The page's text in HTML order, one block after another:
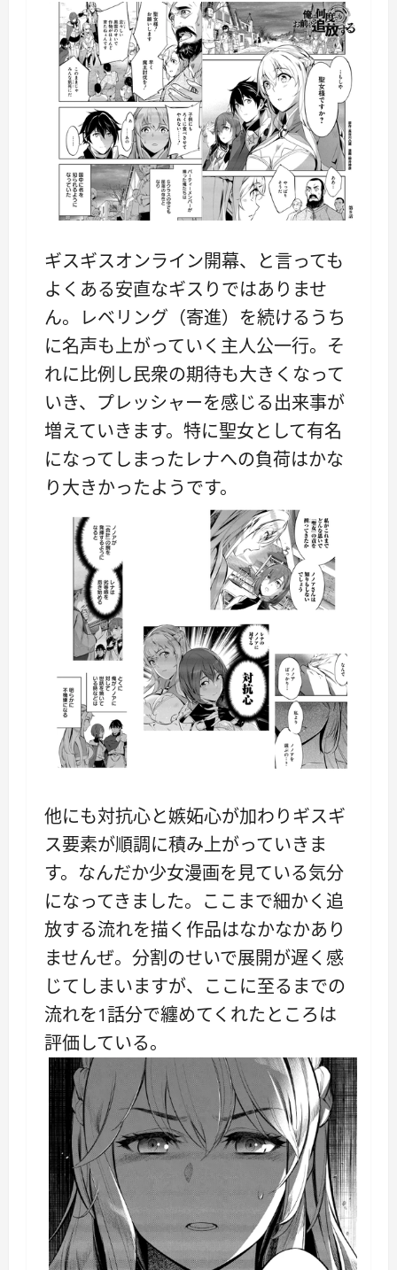
ギスギスオンライン開幕、と言っても
よくある安直なギスりではありませ
ん。レベリング（寄進）を続けるうち
に名声も上がっていく主人公一行。そ
れに比例し民衆の期待も大きくなって
いき、プレッシャーを感じる出来事が
増えていきます。特に聖女として有名
になってしまったレナへの負荷はかな
り大きかったようです。
他にも対抗心と嫉妬心が加わりギスギ
ス要素が順調に積み上がっていきま
す。なんだか少女漫画を見ている気分
になってきました。ここまで細かく追
放する流れを描く作品はなかなかあり
ませんぜ。分割のせいで展開が遅く感
じてしまいますが、ここに至るまでの
流れを1話分で纏めてくれたところは
評価している。